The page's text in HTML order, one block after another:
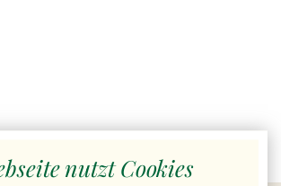
nutzt Cookies